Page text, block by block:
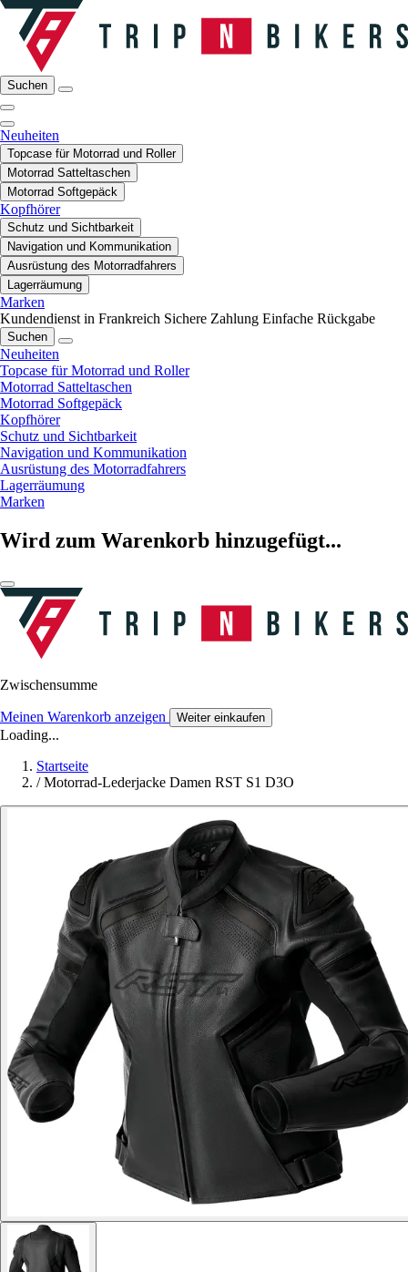
Suchen
Neuheiten
Topcase für Motorrad und Roller
Motorrad Satteltaschen
Motorrad Softgepäck
Kopfhörer
Schutz und Sichtbarkeit
Navigation und Kommunikation
Ausrüstung des Motorradfahrers
Lagerräumung
Marken
Kundendienst in Frankreich Sichere Zahlung Einfache Rückgabe
Suchen
Neuheiten
Topcase für Motorrad und Roller
Motorrad Satteltaschen
Motorrad Softgepäck
Kopfhörer
Schutz und Sichtbarkeit
Navigation und Kommunikation
Ausrüstung des Motorradfahrers
Lagerräumung
Marken
Wird zum Warenkorb hinzugefügt...
Zwischensumme
Meinen Warenkorb anzeigen Weiter einkaufen
Loading...
Startseite
/ Motorrad-Lederjacke Damen RST S1 D3O